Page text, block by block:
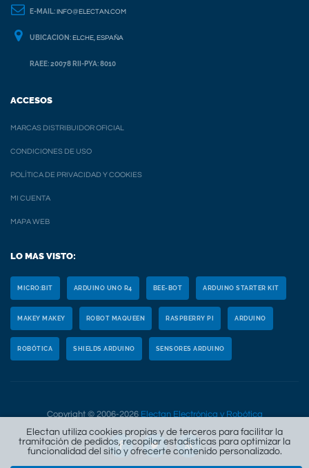
E-MAIL: INFO@ELECTAN.COM
UBICACION: ELCHE, ESPAÑA
RAEE: 20078 RII-PYA: 8010
ACCESOS
MARCAS DISTRIBUIDOR OFICIAL
CONDICIONES DE USO
POLÍTICA DE PRIVACIDAD Y COOKIES
MI CUENTA
MAPA WEB
LO MAS VISTO:
MICRO:BIT ARDUINO UNO R4 BEE-BOT ARDUINO STARTER KIT
MAKEY MAKEY ROBOT MAQUEEN RASPBERRY PI ARDUINO
ROBÓTICA SHIELDS ARDUINO SENSORES ARDUINO
Copyright © 2006-2026 Electan Electrónica y Robótica
Electan utiliza cookies propias y de terceros para facilitar la
tramitación de pedidos, recopilar estadísticas para optimizar la
funcionalidad del sitio y ofrecerte contenido personalizado.